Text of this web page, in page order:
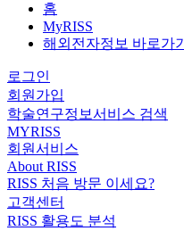
홈
MyRISS
해외전자정보 바로가기
로그인
회원가입
학술연구정보서비스 검색
MYRISS
회원서비스
About RISS
RISS 처음 방문 이세요?
고객센터
RISS 활용도 분석